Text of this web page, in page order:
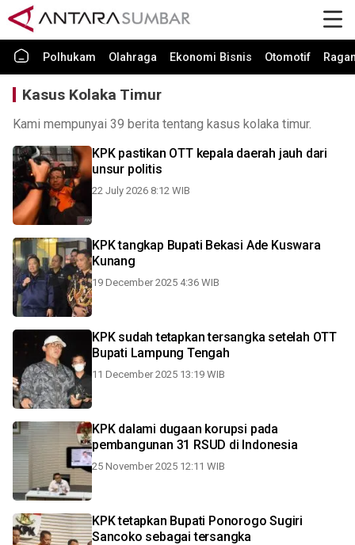
Polhukam Olahraga Ekonomi Bisnis Otomotif
Kasus Kolaka Timur
Kami mempunyai 39 berita tentang kasus kolaka timur.
KPK pastikan OTT kepala daerah jauh dari
unsur politis
22 July 2026 8:12 WIB
KPK tangkap Bupati Bekasi Ade Kuswara
Kunang
19 December 2025 4:36 WIB
KPK sudah tetapkan tersangka setelah OTT
Bupati Lampung Tengah
11 December 2025 13:19 WIB
KPK dalami dugaan korupsi pada
pembangunan 31 RSUD di Indonesia
25 November 2025 12:11 WIB
KPK tetapkan Bupati Ponorogo Sugiri
Sancoko sebagai tersangka